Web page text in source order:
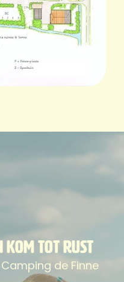
kom tot rust
de Finne